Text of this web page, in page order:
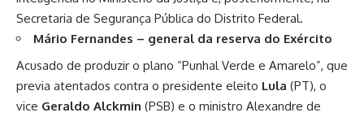
Secretaria de Segurança Pública do Distrito Federal.
Mário Fernandes – general da reserva do Exército
Acusado de produzir o plano “Punhal Verde e Amarelo”, que
previa atentados contra o presidente eleito Lula (PT), o
vice Geraldo Alckmin (PSB) e o ministro Alexandre de